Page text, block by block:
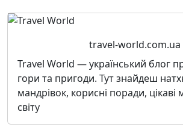
travel-world.com.ua
Travel World — український блог
гори та пригоди. Тут знайдеш
мандрівок, корисні поради, цікаві
світу